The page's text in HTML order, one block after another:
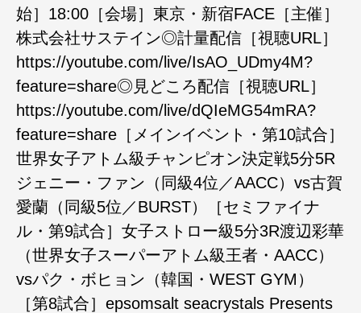
始］18:00［会場］東京・新宿FACE［主催］
株式会社サステイン◎計量配信［視聴URL］
https://youtube.com/live/IsAO_UDmy4M?
feature=share◎見どころ配信［視聴URL］
https://youtube.com/live/dQIeMG54mRA?
feature=share［メインイベント・第10試合］
世界女子アトム級チャンピオン決定戦5分5R
ジェニー・ファン（同級4位／AACC）vs古賀
愛蘭（同級5位／BURST）［セミファイナ
ル・第9試合］女子ストロー級5分3R渡辺彩華
（世界女子スーパーアトム級王者・AACC）
vsパク・ボヒョン（韓国・WEST GYM）
［第8試合］epsomsalt seacrystals Presents